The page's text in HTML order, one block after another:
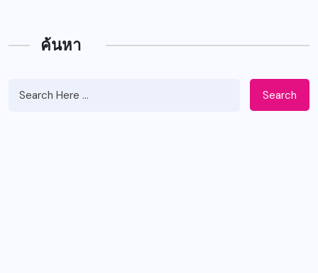
ค้นหา
Search